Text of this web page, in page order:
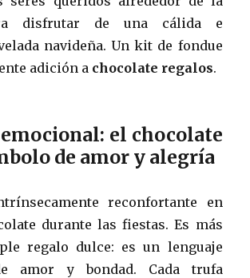
disfrutar de una cálida e
navideña. Un kit de fondue
adición a chocolate regalos.
el chocolate
de amor y alegría
reconfortante en
durante las fiestas. Es más
regalo dulce: es un lenguaje
amor y bondad. Cada trufa